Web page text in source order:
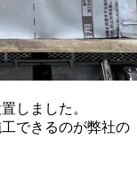
しました。
できるのが弊社の